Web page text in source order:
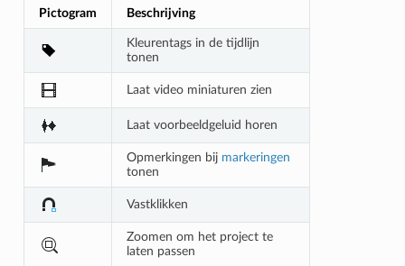
Pictogram Beschrijving
Kleurentags in de tijdlijn
tonen
Laat video miniaturen zien
Laat voorbeeldgeluid horen
Opmerkingen bij markeringen
tonen
Vastklikken
Zoomen om het project te
laten passen